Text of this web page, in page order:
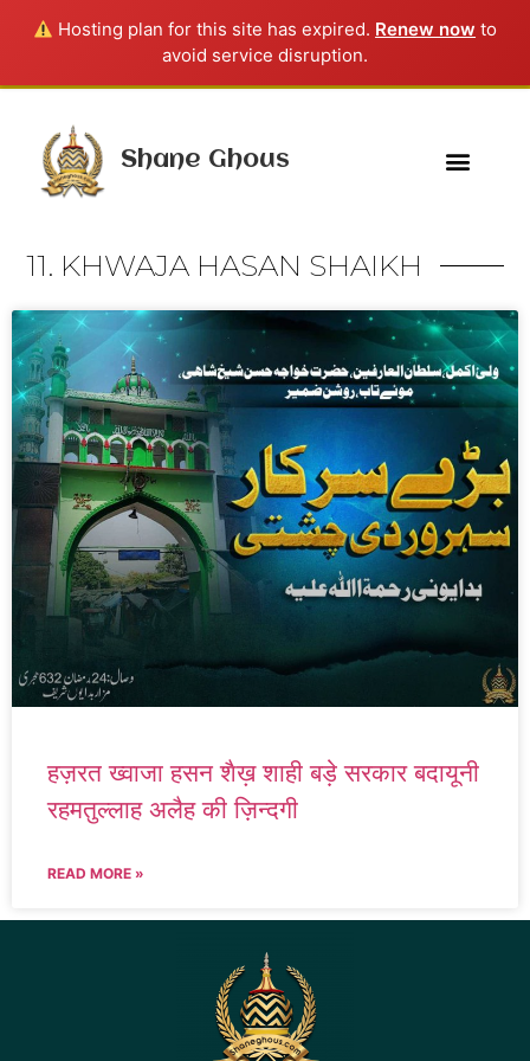
Hosting plan for this site has expired. Renew now to
avoid service disruption.
Shane Ghous
11. KHWAJA HASAN SHAIKH
हज़रत ख्वाजा हसन शैख़ शाही बड़े सरकार बदायूनी
रहमतुल्लाह अलैह की ज़िन्दगी
READ MORE »